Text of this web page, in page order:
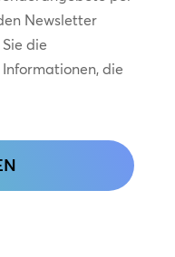
Newsletter
die
die